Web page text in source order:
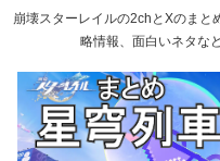
崩壊スターレイルの2chとXのまと
略情報、面白いネタな